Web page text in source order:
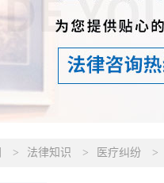
> 法律知识 > 医疗纠纷 >